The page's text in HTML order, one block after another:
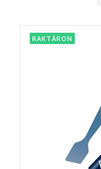
RAKTÁRON